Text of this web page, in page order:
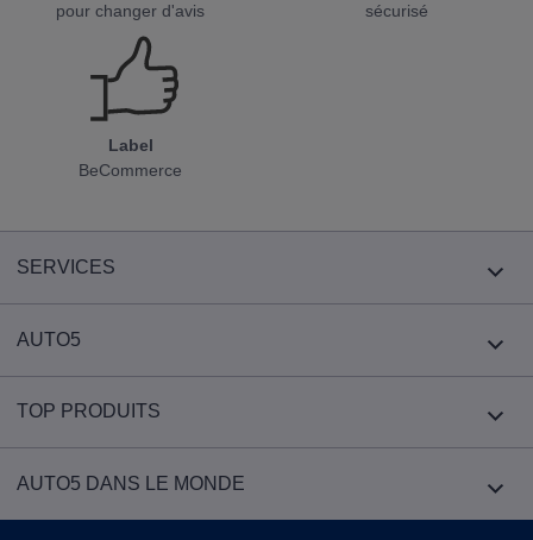
SERVICES
AUTO5
TOP PRODUITS
AUTO5 DANS LE MONDE
pour changer d'avis
sécurisé
Label
BeCommerce